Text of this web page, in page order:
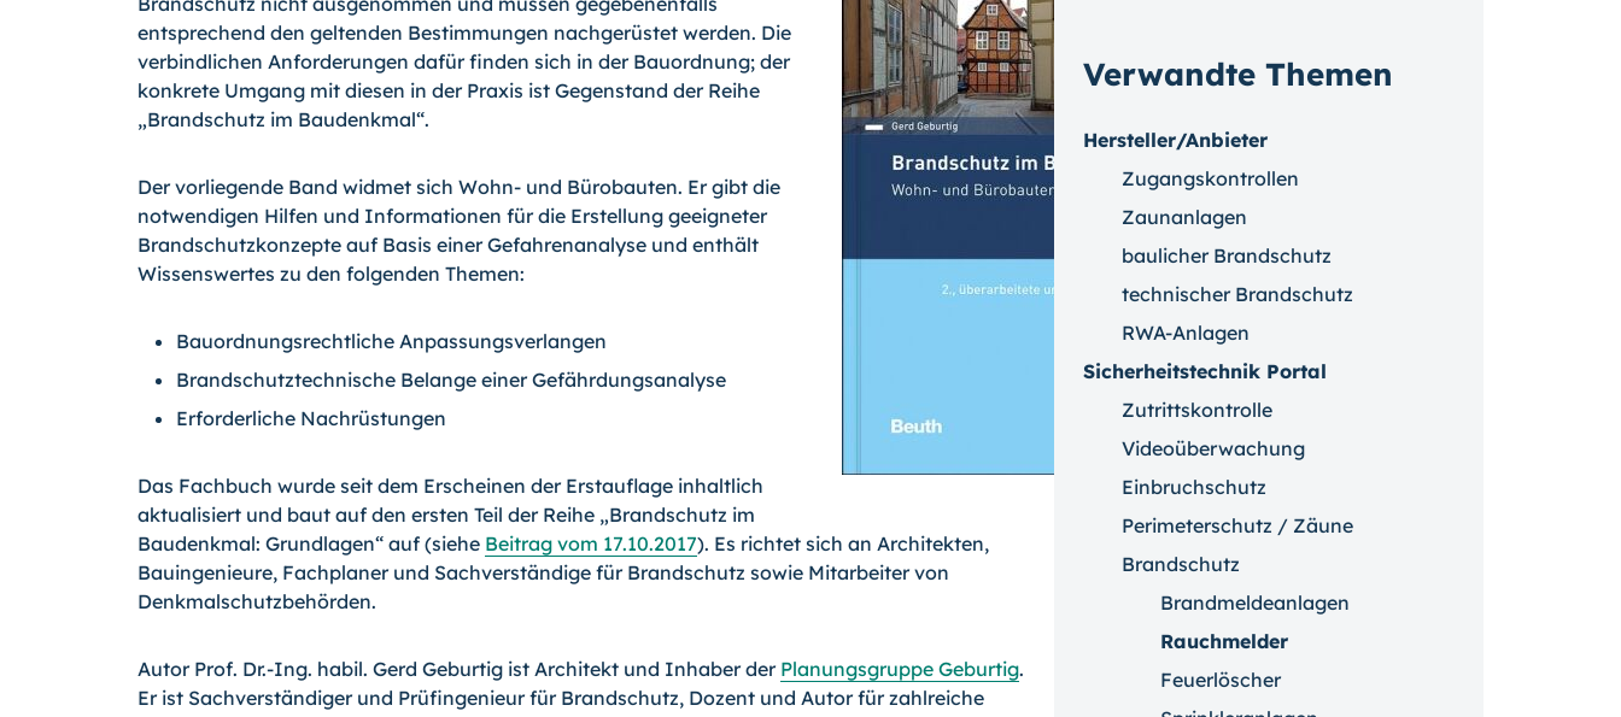
entsprechend den geltenden Bestimmungen nachgerüstet werden. Die
verbindlichen Anforderungen dafür finden sich in der Bauordnung; der
konkrete Umgang mit diesen in der Praxis ist Gegenstand der Reihe
„Brandschutz im Baudenkmal“.
Der vorliegende Band widmet sich Wohn- und Bürobauten. Er gibt die
notwendigen Hilfen und Informationen für die Erstellung geeigneter
Brandschutzkonzepte auf Basis einer Gefahrenanalyse und enthält
Wissenswertes zu den folgenden Themen:
Bauordnungsrechtliche Anpassungsverlangen
Brandschutztechnische Belange einer Gefährdungsanalyse
Erforderliche Nachrüstungen
Das Fachbuch wurde seit dem Erscheinen der Erstauflage inhaltlich
aktualisiert und baut auf den ersten Teil der Reihe „Brandschutz im
Baudenkmal: Grundlagen“ auf (siehe Beitrag vom 17.10.2017). Es richtet sich an Architekten,
Bauingenieure, Fachplaner und Sachverständige für Brandschutz sowie Mitarbeiter von
Denkmalschutzbehörden.
Autor Prof. Dr.-Ing. habil. Gerd Geburtig ist Architekt und Inhaber der Planungsgruppe Geburtig.
Er ist Sachverständiger und Prüfingenieur für Brandschutz, Dozent und Autor für zahlreiche
Verwandte Themen
Hersteller/Anbieter
Zugangskontrollen
Zaunanlagen
baulicher Brandschutz
technischer Brandschutz
RWA-Anlagen
Sicherheitstechnik Portal
Zutrittskontrolle
Videoüberwachung
Einbruchschutz
Perimeterschutz / Zäune
Brandschutz
Brandmeldeanlagen
Rauchmelder
Feuerlöscher